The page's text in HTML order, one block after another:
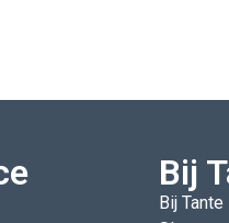
Bij
Bij